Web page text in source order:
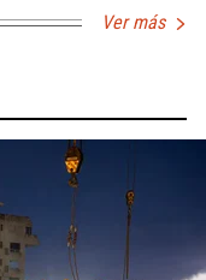
Ver más